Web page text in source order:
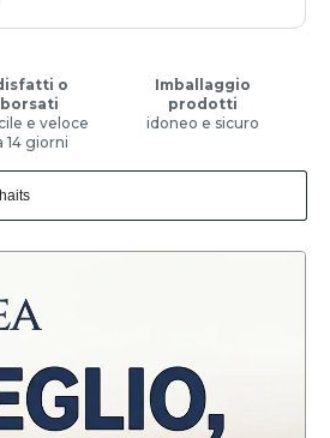
o
e veloce
14 giorni
Imballaggio
prodotti
idoneo e sicuro